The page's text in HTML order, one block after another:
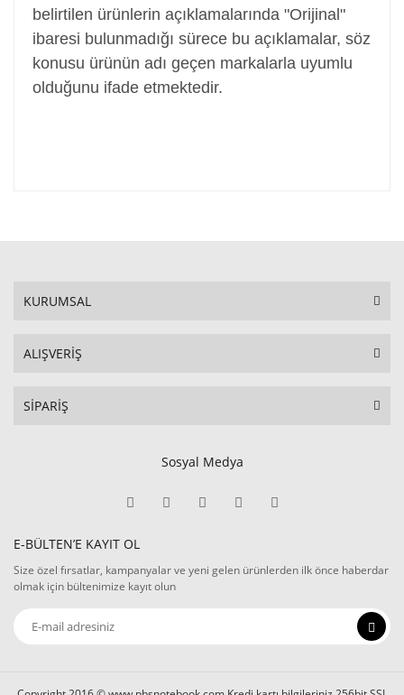
belirtilen ürünlerin açıklamalarında "Orijinal"
ibaresi bulunmadığı sürece bu açıklamalar, söz
konusu ürünün adı geçen markalarla uyumlu
olduğunu ifade etmektedir.
KURUMSAL
ALIŞVERİŞ
SİPARİŞ
Sosyal Medya
E-BÜLTEN’E KAYIT OL
Size özel fırsatlar, kampanyalar ve yeni gelen ürünlerden ilk önce haberdar
olmak için bültenimize kayıt olun